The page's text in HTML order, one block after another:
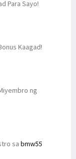
Para Sayo!
Kaagad!
ng
sa bmw55